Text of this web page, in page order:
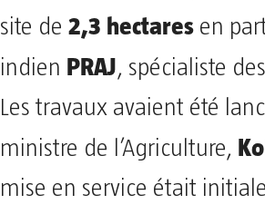
site de 2,3 hectares en
indien PRAJ, spécialiste
Les travaux avaient été
ministre de l’Agriculture,
mise en service était